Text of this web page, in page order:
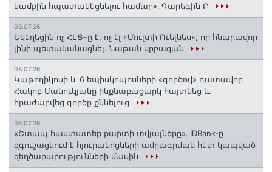
կամքին հպատակեցնելու համար»․ Գարեգին Բ
08.07.26
Եկեղեցին ոչ ՀԷՑ–ը է, ոչ էլ «Մուլտի Ուելնես», որ հնարավոր
լինի պետականացնել. Նաթան սրբազան
08.07.26
️Կաթողիկոսի և 6 եպիսկոպոսների «գործով» դատավոր
Հակոբ Մանուկյանը ինքնաբացարկ հայտնեց և
հրաժարվեց գործը քննելուց
08.07.26
«Շտապ հաստատեք քարտի տվյալները»․ IDBank-ը
զգուշացնում է հյուրանոցների ամրագրման հետ կապված
զեղծարարությունների մասին